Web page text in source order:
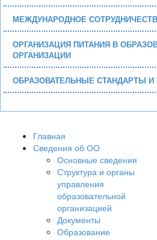
МЕЖДУНАРОДНОЕ
ОРГАНИЗАЦИЯ ПИТАНИЯ В
ОРГАНИЗАЦИИ
ОБРАЗОВАТЕЛЬНЫЕ СТАНДАРТЫ И
Главная
Сведения об ОО
Основные сведения
Структура и органы
управления
образовательной
организацией
Документы
Образование